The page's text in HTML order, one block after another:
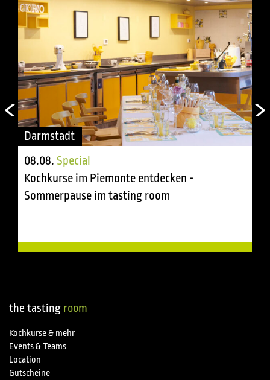
Darmstadt
08.08. Special
Kochkurse im Piemonte entdecken -
Sommerpause im tasting room
the tasting room
Kochkurse & mehr
Events & Teams
Location
Gutscheine